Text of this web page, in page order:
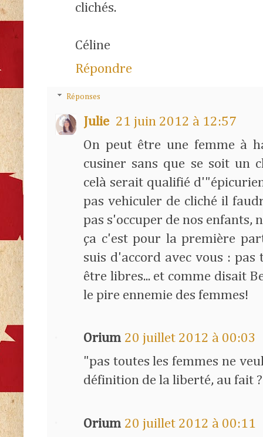
clichés.
Céline
Répondre
Réponses
Julie 21 juin 2012 à 12:57
On peut être une femme à
cusiner sans que se soit un
celà serait qualifié
pas vehiculer de cliché il
pas s'occuper de nos enfants,
ça c'est pour la première
suis d'accord avec vous : pas
être libres... et comme disait
le pire ennemie des femmes!
Orium 20 juillet 2012 à 00:03
"pas toutes les femmes ne
définition de la liberté, au fait ?
Orium 20 juillet 2012 à 00:11